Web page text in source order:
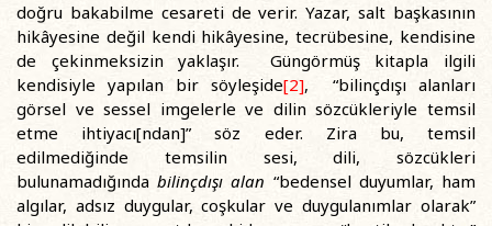
doğru bakabilme cesareti de verir. Yazar, salt başkasının
hikâyesine değil kendi hikâyesine, tecrübesine, kendisine
de çekinmeksizin yaklaşır. Güngörmüş kitapla ilgili
kendisiyle yapılan bir söyleşide[2], “bilinçdışı alanları
görsel ve sessel imgelerle ve dilin sözcükleriyle temsil
etme ihtiyacı[ndan]” söz eder. Zira bu, temsil
edilmediğinde temsilin sesi, dili, sözcükleri
bulunamadığındabilinçdışı alan “bedensel duyumlar, ham
algılar, adsız duygular, coşkular ve duygulanımlar olarak”